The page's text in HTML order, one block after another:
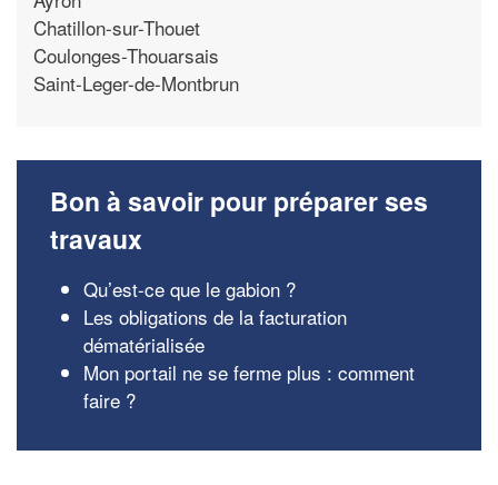
Chatillon-sur-Thouet
Coulonges-Thouarsais
Saint-Leger-de-Montbrun
Bon à savoir pour préparer ses
travaux
Qu’est-ce que le gabion ?
Les obligations de la facturation
dématérialisée
Mon portail ne se ferme plus : comment
faire ?